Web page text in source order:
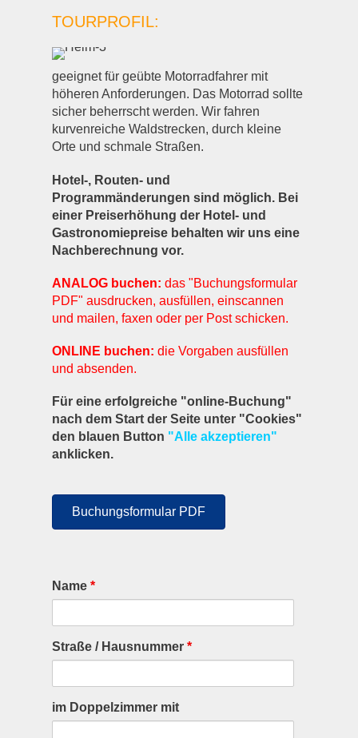
TOURPROFIL:
geeignet für geübte Motorradfahrer mit
höheren Anforderungen. Das Motorrad sollte
sicher beherrscht werden. Wir fahren
kurvenreiche Waldstrecken, durch kleine
Orte und schmale Straßen.
Hotel-, Routen- und
Programmänderungen sind möglich. Bei
einer Preiserhöhung der Hotel- und
Gastronomiepreise behalten wir uns eine
Nachberechnung vor.
ANALOG buchen: das "Buchungsformular
PDF" ausdrucken, ausfüllen, einscannen
und mailen, faxen oder per Post schicken.
ONLINE buchen: die Vorgaben ausfüllen
und absenden.
Für eine erfolgreiche "online-Buchung"
nach dem Start der Seite unter "Cookies"
den blauen Button "Alle akzeptieren"
anklicken.
Buchungsformular PDF
Name *
Straße / Hausnummer *
im Doppelzimmer mit